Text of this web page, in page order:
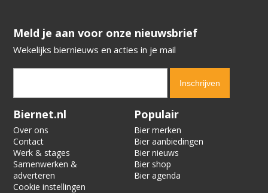
​​​​​​​Meld je aan voor onze nieuwsbrief
Wekelijks biernieuws en acties in je mail
Verification code:
Biernet.nl
Over ons
Contact
Werk & stages
Samenwerken &
adverteren
Cookie instellingen
Populair
Bier merken
Bier aanbiedingen
Bier nieuws
Bier shop
Bier agenda